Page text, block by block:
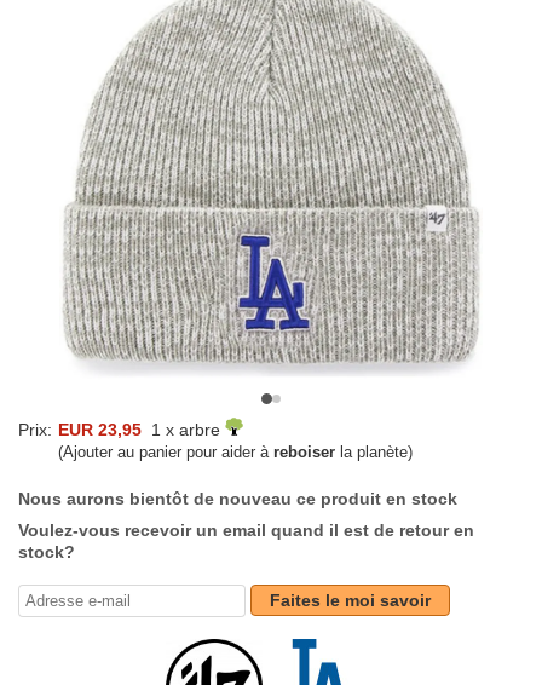
Prix: EUR 23,95 1 x arbre
(Ajouter au panier pour aider à reboiser la planète)
Nous aurons bientôt de nouveau ce produit en stock
Voulez-vous recevoir un email quand il est de retour en
stock?
Faites le moi savoir